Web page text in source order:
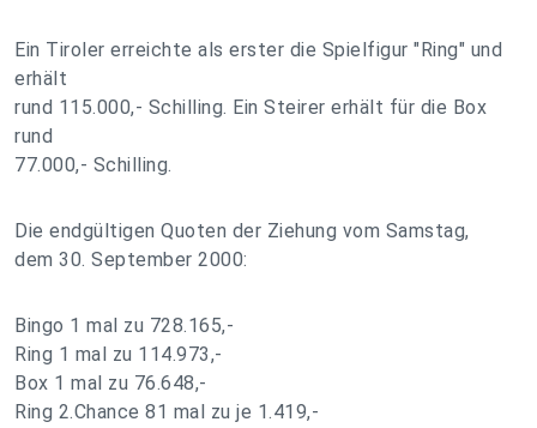
Ein Tiroler erreichte als erster die Spielfigur "Ring" und
erhält
rund 115.000,- Schilling. Ein Steirer erhält für die Box
rund
77.000,- Schilling.
Die endgültigen Quoten der Ziehung vom Samstag,
dem 30. September 2000:
Bingo 1 mal zu 728.165,-
Ring 1 mal zu 114.973,-
Box 1 mal zu 76.648,-
Ring 2.Chance 81 mal zu je 1.419,-